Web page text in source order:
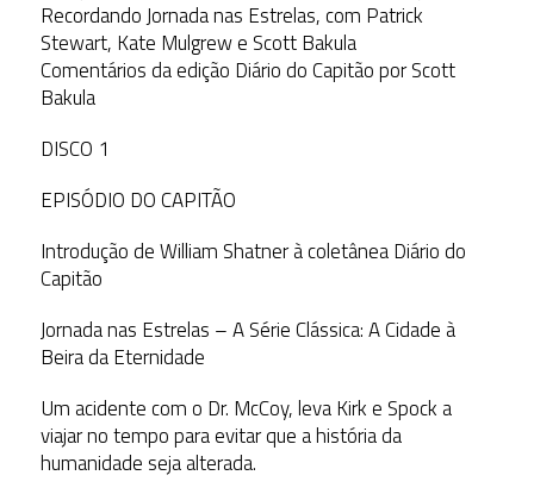
Recordando Jornada nas Estrelas, com Patrick
Stewart, Kate Mulgrew e Scott Bakula
Comentários da edição Diário do Capitão por Scott
Bakula
DISCO 1
EPISÓDIO DO CAPITÃO
Introdução de William Shatner à coletânea Diário do
Capitão
Jornada nas Estrelas – A Série Clássica: A Cidade à
Beira da Eternidade
Um acidente com o Dr. McCoy, leva Kirk e Spock a
viajar no tempo para evitar que a história da
humanidade seja alterada.